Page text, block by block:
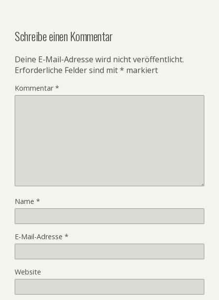
Schreibe einen Kommentar
Deine E-Mail-Adresse wird nicht veröffentlicht.
Erforderliche Felder sind mit* markiert
Kommentar*
Name *
E-Mail-Adresse *
Website